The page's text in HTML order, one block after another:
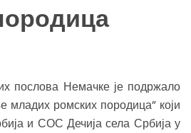
послова Немачке је подржало
младих ромских породица” који
и СОС Дечија села Србија у